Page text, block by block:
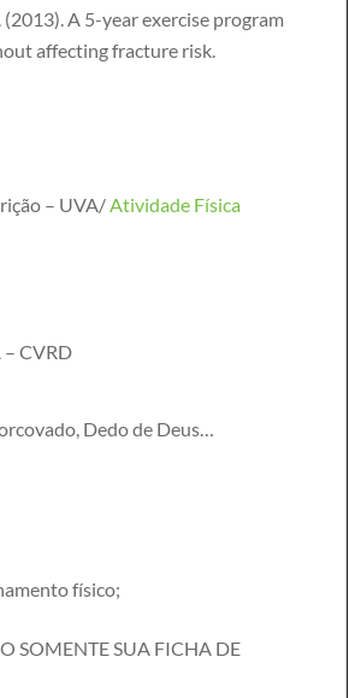
(2013). A 5-year exercise program
affecting fracture risk.
– UVA/Atividade Física
CVRD
Dedo de Deus…
físico;
SOMENTE SUA FICHA DE